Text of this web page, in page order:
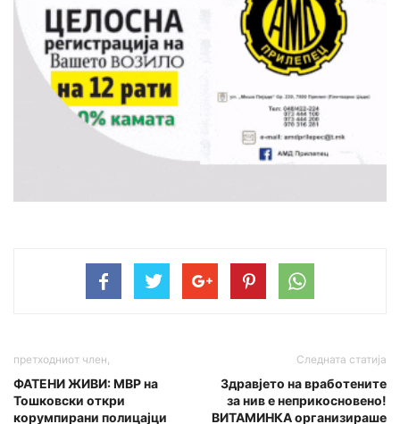
претходниот член,
ФАТЕНИ ЖИВИ: МВР на
Тошковски откри
корумпирани полицајци
Следната статија
Здравјето на вработените
за нив е неприкосновено!
ВИТАМИНКА организираше